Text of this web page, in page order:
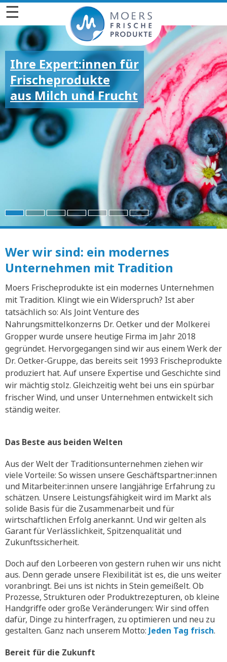
☰
Ihre Expert:innen für
Frischeprodukte
aus Milch und Frucht
Wer wir sind: ein modernes
Unternehmen mit Tradition
Moers Frischeprodukte ist ein modernes Unternehmen
mit Tradition. Klingt wie ein Widerspruch? Ist aber
tatsächlich so: Als Joint Venture des
Nahrungsmittelkonzerns Dr. Oetker und der Molkerei
Gropper wurde unsere heutige Firma im Jahr 2018
gegründet. Hervorgegangen sind wir aus einem Werk der
Dr. Oetker-Gruppe, das bereits seit 1993 Frischeprodukte
produziert hat. Auf unsere Expertise und Geschichte sind
wir mächtig stolz. Gleichzeitig weht bei uns ein spürbar
frischer Wind, und unser Unternehmen entwickelt sich
ständig weiter.
Das Beste aus beiden Welten
Aus der Welt der Traditionsunternehmen ziehen wir
viele Vorteile: So wissen unsere Geschäftspartner:innen
und Mitarbeiter:innen unsere langjährige Erfahrung zu
schätzen. Unsere Leistungsfähigkeit wird im Markt als
solide Basis für die Zusammenarbeit und für
wirtschaftlichen Erfolg anerkannt. Und wir gelten als
Garant für Verlässlichkeit, Spitzenqualität und
Zukunftssicherheit.
Doch auf den Lorbeeren von gestern ruhen wir uns nicht
aus. Denn gerade unsere Flexibilität ist es, die uns weiter
voranbringt. Bei uns ist nichts in Stein gemeißelt. Ob
Prozesse, Strukturen oder Produktrezepturen, ob kleine
Handgriffe oder große Veränderungen: Wir sind offen
dafür, Dinge zu hinterfragen, zu optimieren und neu zu
gestalten. Ganz nach unserem Motto: Jeden Tag frisch.
Bereit für die Zukunft